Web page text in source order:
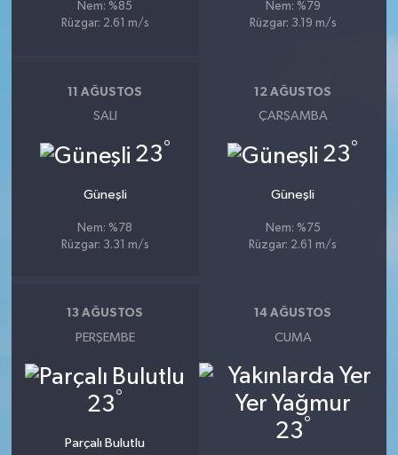
Nem: %85
Rüzgar: 2.61 m/s
Nem: %79
Rüzgar: 3.19 m/s
11 AĞUSTOS
SALI
23°
Güneşli
Nem: %78
Rüzgar: 3.31 m/s
12 AĞUSTOS
ÇARŞAMBA
23°
Güneşli
Nem: %75
Rüzgar: 2.61 m/s
13 AĞUSTOS
PERŞEMBE
23°
Parçalı Bulutlu
14 AĞUSTOS
CUMA
23°